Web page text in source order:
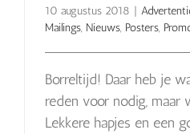
10 augustus 2018 |
Mailings, Nieuws, Posters,
Borreltijd! Daar heb je
reden voor nodig, maar
Lekkere hapjes en een